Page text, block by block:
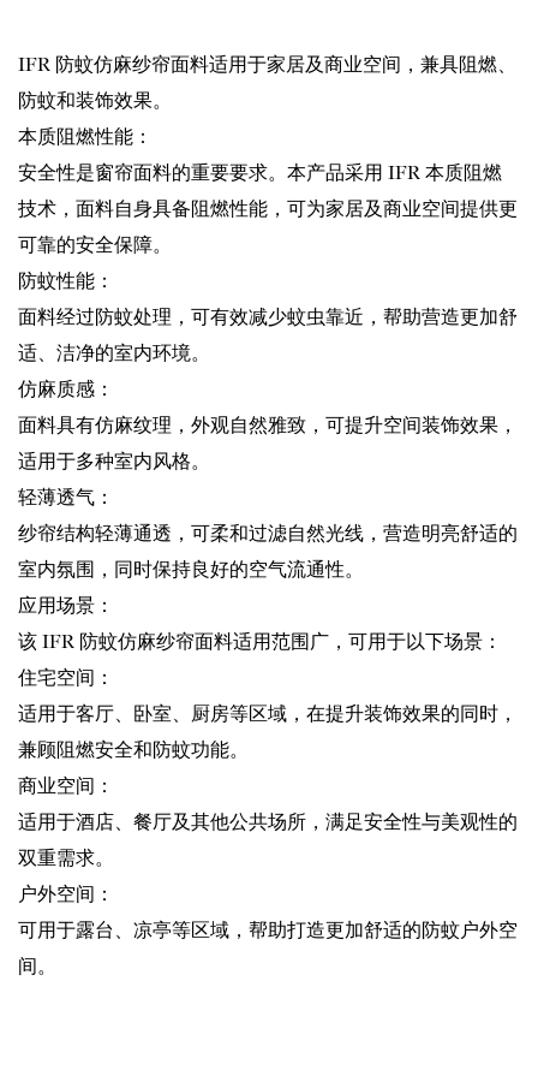
IFR 防蚊仿麻纱帘面料适用于家居及商业空间，兼具阻燃、
防蚊和装饰效果。
本质阻燃性能：
安全性是窗帘面料的重要要求。本产品采用 IFR 本质阻燃
技术，面料自身具备阻燃性能，可为家居及商业空间提供更
可靠的安全保障。
防蚊性能：
面料经过防蚊处理，可有效减少蚊虫靠近，帮助营造更加舒
适、洁净的室内环境。
仿麻质感：
面料具有仿麻纹理，外观自然雅致，可提升空间装饰效果，
适用于多种室内风格。
轻薄透气：
纱帘结构轻薄通透，可柔和过滤自然光线，营造明亮舒适的
室内氛围，同时保持良好的空气流通性。
应用场景：
该 IFR 防蚊仿麻纱帘面料适用范围广，可用于以下场景：
住宅空间：
适用于客厅、卧室、厨房等区域，在提升装饰效果的同时，
兼顾阻燃安全和防蚊功能。
商业空间：
适用于酒店、餐厅及其他公共场所，满足安全性与美观性的
双重需求。
户外空间：
可用于露台、凉亭等区域，帮助打造更加舒适的防蚊户外空
间。